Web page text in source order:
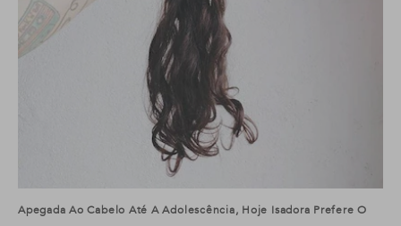
Apegada Ao Cabelo Até A Adolescência, Hoje Isadora Prefere O